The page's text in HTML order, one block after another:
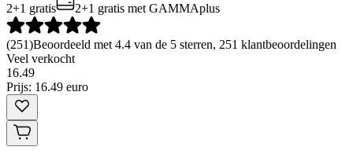
2+1 gratis
2+1 gratis met GAMMAplus
(251)Beoordeeld met 4.4 van de 5 sterren, 251 klantbeoordelingen
Veel verkocht
16.49
Prijs: 16.49 euro